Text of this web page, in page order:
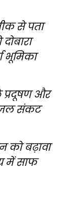
से पता
भूमिका
प्रदूषण और
संकट
को बढ़ावा
में साफ